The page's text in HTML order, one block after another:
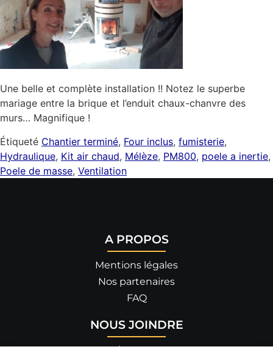
Une belle et complète installation !! Notez le superbe
mariage entre la brique et l’enduit chaux-chanvre des
murs… Magnifique !
Étiqueté Chantier terminé, Four inclus, fumisterie,
Hydraulique, Kit air chaud, Mélèze, PM800, poele a inertie,
Poele de masse, Ventilation
A PROPOS
Mentions légales
Nos partenaires
FAQ
NOUS JOINDRE
455 allée de Savoie